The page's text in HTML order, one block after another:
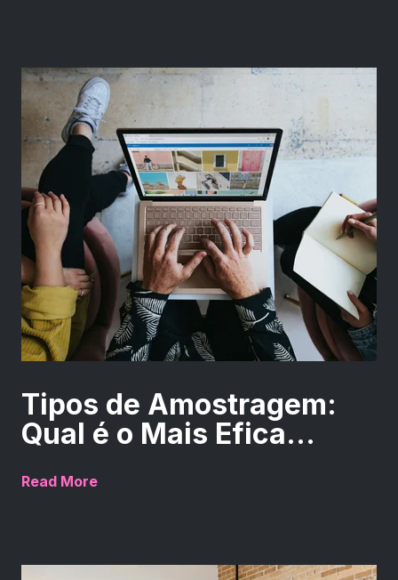
Tipos de Amostragem:
Qual é o Mais Efica...
Read More